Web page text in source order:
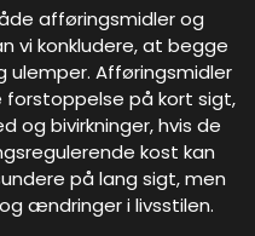
afføringsmidler og
vi konkludere, at begge
Afføringsmidler
på kort sigt,
og bivirkninger, hvis de
kost kan
på lang sigt, men
ændringer i livsstilen.